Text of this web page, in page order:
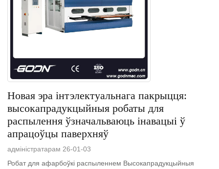
Новая эра інтэлектуальнага пакрыцця:
высокапрадукцыйныя робаты для
распылення ўзначальваюць інавацыі ў
апрацоўцы паверхняў
адміністратарам 26-01-03
Робат для афарбоўкі распыленнем Высокапрадукцыйныя